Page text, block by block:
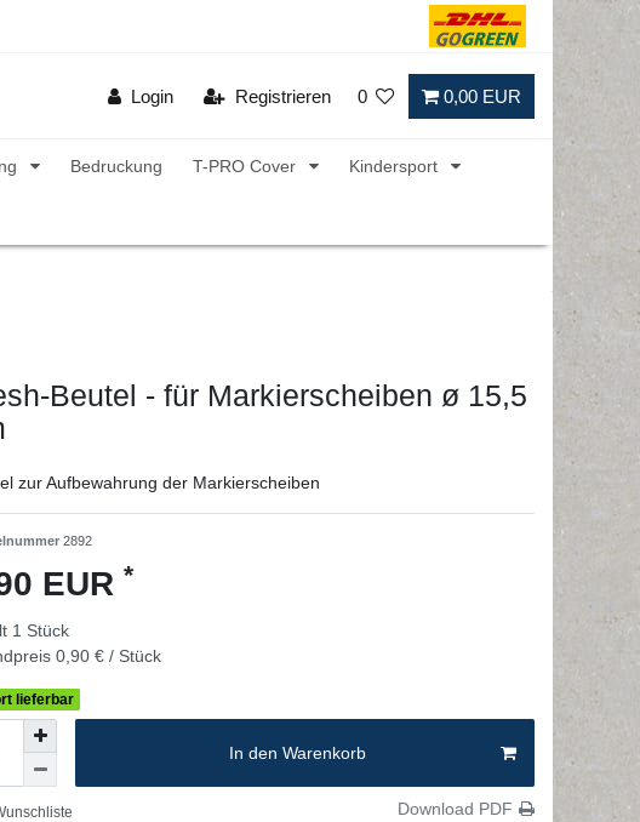
Login Registrieren 0 0,00 EUR
Bedruckung T-PRO Cover Kindersport
Beutel - für Markierscheiben ø 15,5
zur Aufbewahrung der Markierscheiben
2892
EUR *
1 Stück
0,90 € / Stück
lieferbar
In den Warenkorb
Download PDF